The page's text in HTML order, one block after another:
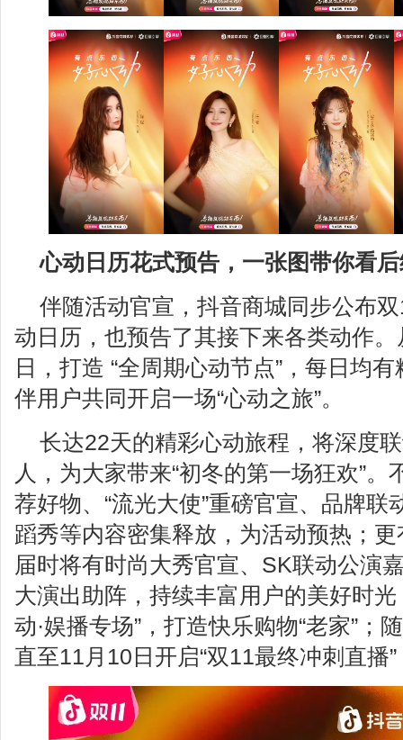
心动日历花式预告，一张图带你看
伴随活动官宣，抖音商城同步公布双
动日历，也预告了其接下来各类动作
日，打造 “全周期心动节点”，每日均
伴用户共同开启一场“心动之旅”。
长达22天的精彩心动旅程，将深度
人，为大家带来“初冬的第一场狂欢”。
荐好物、“流光大使”重磅官宣、品牌联
蹈秀等内容密集释放，为活动预热；
届时将有时尚大秀官宣、SK联动公演
大演出助阵，持续丰富用户的美好时
动·娱播专场”，打造快乐购物“老家”；
直至11月10日开启“双11最终冲刺直播